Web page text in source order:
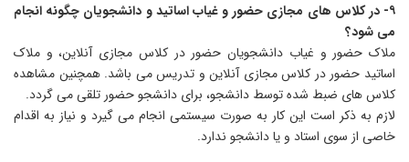
۹- در کلاس های مجازی حضور و غیاب اساتید و دانشجویان چگونه انجام
شود؟
حضور و غیاب دانشجویان حضور در کلاس مجازی آنلاین، و ملاک
حضور در کلاس مجازی آنلاین و تدریس می باشد. همچنین مشاهده
های ضبط شده توسط دانشجو، برای دانشجو حضور تلقی می گردد.
به ذکر است این کار به صورت سیستمی انجام می گیرد و نیاز به اقدام
از سوی استاد و یا دانشجو ندارد.